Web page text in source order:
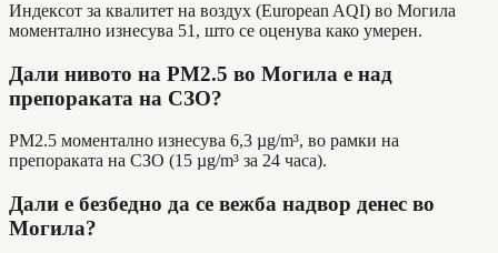
Индексот за квалитет на воздух (European AQI) во Могила
моментално изнесува 51, што се оценува како умерен.
Дали нивото на PM2.5 во Могила е над
препораката на СЗО?
PM2.5 моментално изнесува 6,3 µg/m³, во рамки на
препораката на СЗО (15 µg/m³ за 24 часа).
Дали е безбедно да се вежба надвор денес во
Могила?